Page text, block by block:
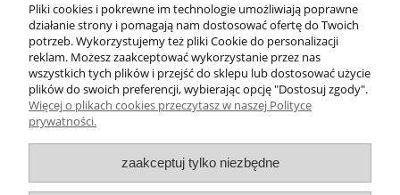
Moje konto
Płatności i dostawa
Informacje
O nas
Pliki cookies i pokrewne im technologie umożliwiają poprawne
działanie strony i pomagają nam dostosować ofertę do Twoich
potrzeb. Wykorzystujemy też pliki Cookie do personalizacji
reklam. Możesz zaakceptować wykorzystanie przez nas
wszystkich tych plików i przejść do sklepu lub dostosować użycie
plików do swoich preferencji, wybierając opcję "Dostosuj zgody".
Więcej o plikach cookies przeczytasz w naszej Polityce
prywatności.
zaakceptuj tylko niezbędne